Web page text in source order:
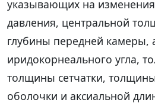
указывающих на изменения
давления, центральной
глубины передней камеры,
иридокорнеального угла,
толщины сетчатки,
оболочки и аксиальной